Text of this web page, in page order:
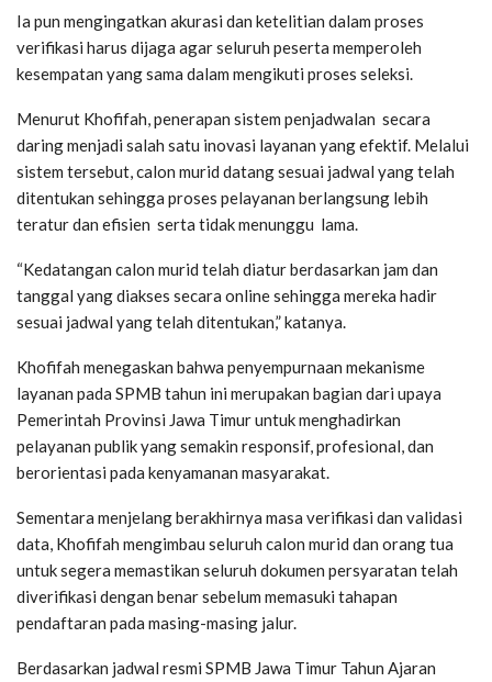
Ia pun mengingatkan akurasi dan ketelitian dalam proses
verifikasi harus dijaga agar seluruh peserta memperoleh
kesempatan yang sama dalam mengikuti proses seleksi.
Menurut Khofifah, penerapan sistem penjadwalan secara
daring menjadi salah satu inovasi layanan yang efektif. Melalui
sistem tersebut, calon murid datang sesuai jadwal yang telah
ditentukan sehingga proses pelayanan berlangsung lebih
teratur dan efisien serta tidak menunggu lama.
“Kedatangan calon murid telah diatur berdasarkan jam dan
tanggal yang diakses secara online sehingga mereka hadir
sesuai jadwal yang telah ditentukan,” katanya.
Khofifah menegaskan bahwa penyempurnaan mekanisme
layanan pada SPMB tahun ini merupakan bagian dari upaya
Pemerintah Provinsi Jawa Timur untuk menghadirkan
pelayanan publik yang semakin responsif, profesional, dan
berorientasi pada kenyamanan masyarakat.
Sementara menjelang berakhirnya masa verifikasi dan validasi
data, Khofifah mengimbau seluruh calon murid dan orang tua
untuk segera memastikan seluruh dokumen persyaratan telah
diverifikasi dengan benar sebelum memasuki tahapan
pendaftaran pada masing-masing jalur.
Berdasarkan jadwal resmi SPMB Jawa Timur Tahun Ajaran